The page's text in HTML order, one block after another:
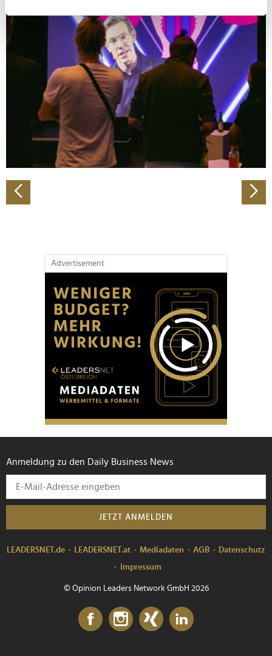
bestimmten Merkmalen (Fingerprinting) identifizieren
Erfahren Sie mehr darüber, wie Ihre persönlichen Daten
verarbeitet werden, und legen Sie Ihre Präferenzen im
Abschnitt Einzelheitenfest.
Wir verwenden Cookies, um Inhalte und Anzeigen zu
personalisieren, Funktionen für soziale Medien anbieten
zu können und die Zugriffe auf unsere Website zu
analysieren. Außerdem geben wir Informationen zu Ihrer
Verwendung unserer Website an unsere Partner für
Partner führen diese Informationen möglicherweise mit
weiteren Daten zusammen, die Sie ihnen bereitgestellt
Advertisement
Anmeldung zu den Daily Business News
JETZT ANMELDEN
LEADERSNET.de LEADERSNET.at Mediadaten AGB
Datenschutz
Impressum
© Opinion Leaders Network GmbH 2026